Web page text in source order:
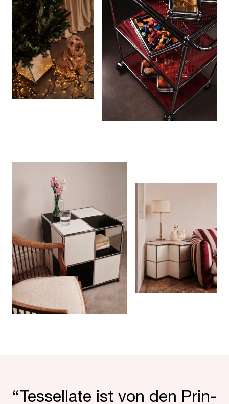
“Tessel­late ist von den Prin­